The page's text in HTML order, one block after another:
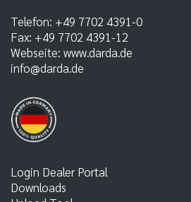
Telefon: +49 7702 4391-0
Fax: +49 7702 4391-12
Webseite: www.darda.de
info@darda.de
Login Dealer Portal
Downloads